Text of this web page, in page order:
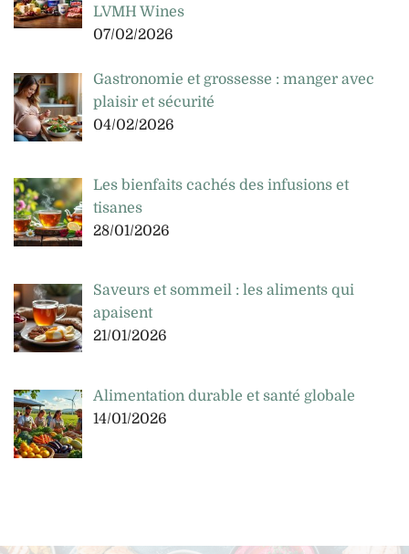
LVMH Wines
07/02/2026
Gastronomie et grossesse : manger avec
plaisir et sécurité
04/02/2026
Les bienfaits cachés des infusions et
tisanes
28/01/2026
Saveurs et sommeil : les aliments qui
apaisent
21/01/2026
Alimentation durable et santé globale
14/01/2026